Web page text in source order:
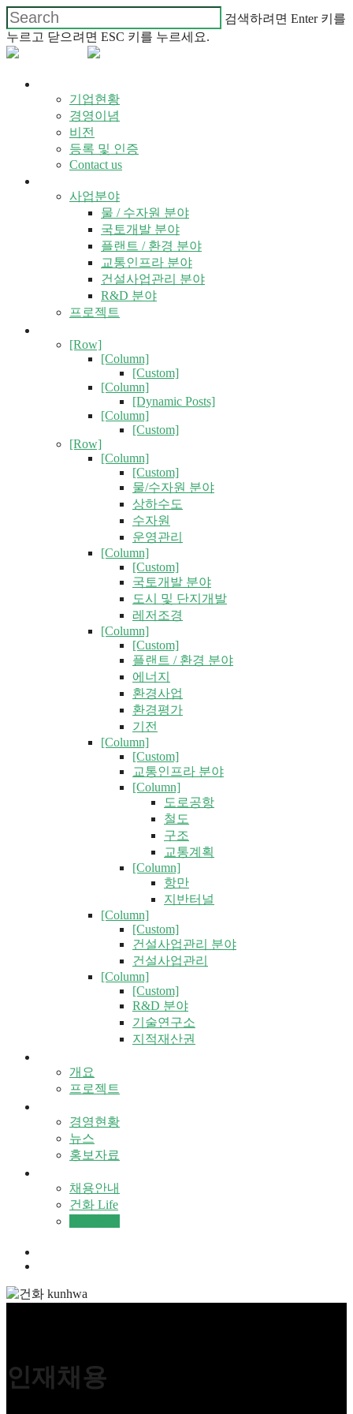
검색하려면 Enter 키를
누르고 닫으려면 ESC 키를 누르세요.
기업현황
경영이념
비전
등록 및 인증
Contact us
사업분야
물 / 수자원 분야
국토개발 분야
플랜트 / 환경 분야
교통인프라 분야
건설사업관리 분야
R&D 분야
프로젝트
[Row]
[Column]
[Custom]
[Column]
[Dynamic Posts]
[Column]
[Custom]
[Row]
[Column]
[Custom]
물/수자원 분야
상하수도
수자원
운영관리
[Column]
[Custom]
국토개발 분야
도시 및 단지개발
레저조경
[Column]
[Custom]
플랜트 / 환경 분야
에너지
환경사업
환경평가
기전
[Column]
[Custom]
교통인프라 분야
[Column]
도로공항
철도
구조
교통계획
[Column]
항만
지반터널
[Column]
[Custom]
건설사업관리 분야
건설사업관리
[Column]
[Custom]
R&D 분야
기술연구소
지적재산권
개요
프로젝트
경영현황
뉴스
홍보자료
채용안내
건화 Life
인재채용